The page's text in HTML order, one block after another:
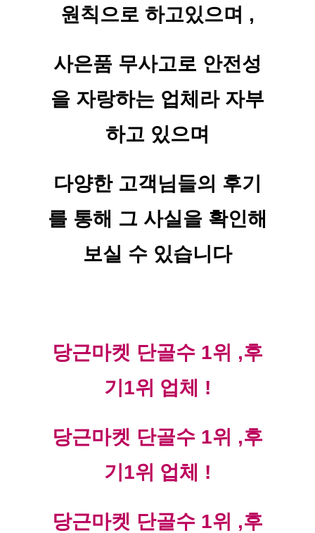
원칙으로 하고있으며 ,
사은품 무사고로 안전성
을 자랑하는 업체라 자부
하고 있으며
다양한 고객님들의 후기
를 통해 그 사실을 확인해
보실 수 있습니다
당근마켓 단골수 1위 ,후
기1위 업체 !
당근마켓 단골수 1위 ,후
기1위 업체 !
당근마켓 단골수 1위 ,후